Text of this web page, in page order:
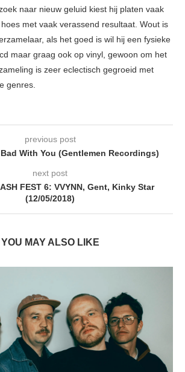
naar nieuw geluid kiest hij platen vaak
met vaak verassend resultaat. Wout is
als het goed is wil hij een fysieke
maar graag ook op vinyl, gewoon om het
is zeer eclectisch gegroeid met
genres.
previous post
Bad With You (Gentlemen Recordings)
next post
FEST 6: VVYNN, Gent, Kinky Star
(12/05/2018)
YOU MAY ALSO LIKE